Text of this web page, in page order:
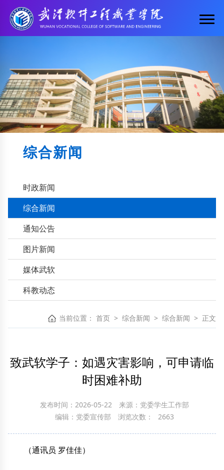
综合新闻
时政新闻
综合新闻
通知公告
图片新闻
媒体武软
科教动态
当前位置： 首页 > 综合新闻 > 综合新闻 > 正文
致武软学子：如遇灾害影响，可申请临
时困难补助
发布时间：2026-05-22
来源：党委学生工作部
编辑：党委宣传部
浏览次数： 2663
（通讯员 罗佳佳）